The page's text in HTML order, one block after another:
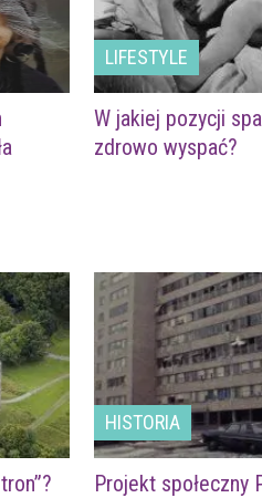
LIFESTYLE
W jakiej pozycji
zdrowo wyspać?
HISTORIA
Projekt